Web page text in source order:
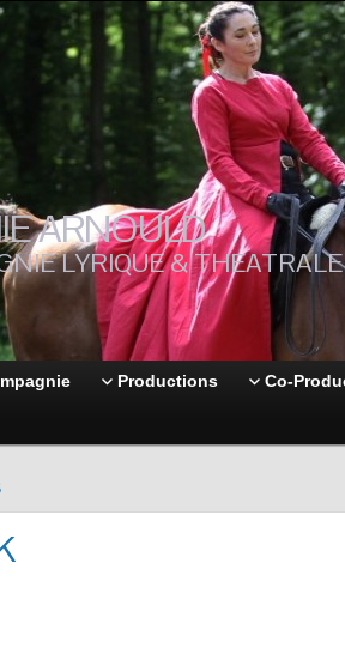
ARNOULD
LYRIQUE & THEATRALE
Productions Co-